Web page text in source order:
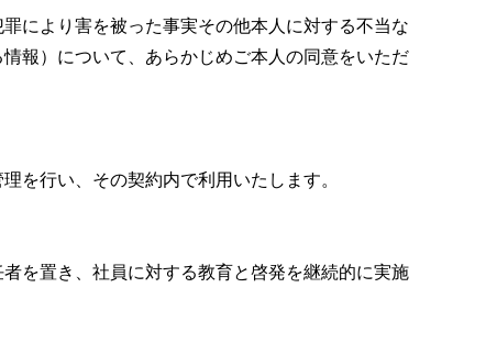
により害を被った事実その他本人に対する不当な
報）について、あらかじめご本人の同意をいただ
を行い、その契約内で利用いたします。
を置き、社員に対する教育と啓発を継続的に実施